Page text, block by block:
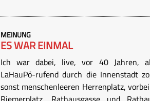
MEINUNG
ES WAR EINMAL
Ich war dabei, live, vor 40 Jahren,
LaHauPö-rufend durch die Innenstadt
sonst menschenleeren Herrenplatz,